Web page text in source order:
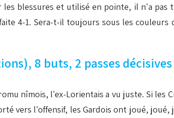
les blessures et utilisé en pointe, il n'a pas
4-1. Sera-t-il toujours sous les couleurs
8 buts, 2 passes
nîmois, l'ex-Lorientais a vu juste. Si les
vers l'offensif, les Gardois ont joué, joué,